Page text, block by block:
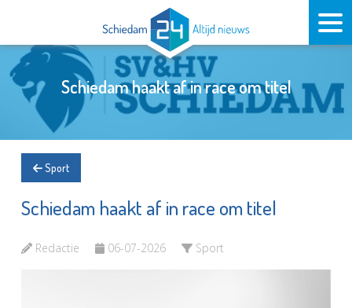
Schiedam haakt af in race om titel
Sport
Schiedam haakt af in race om titel
Redactie 06-07-2026 Sport